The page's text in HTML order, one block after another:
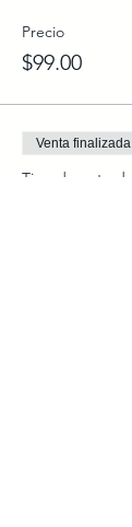
Precio
$99.00
Venta finalizada
Tipo de entrada